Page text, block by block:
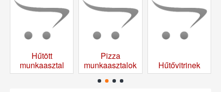
Hűtött
munkaasztal
Pizza
munkaasztalok
Hűtővitrinek